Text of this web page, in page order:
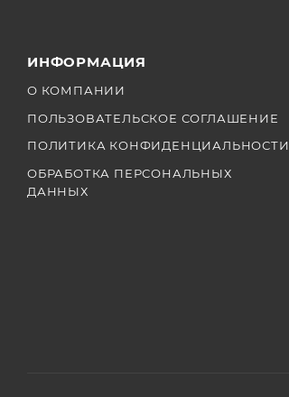
ИНФОРМАЦИЯ
О КОМПАНИИ
ПОЛЬЗОВАТЕЛЬСКОЕ СОГЛАШЕНИЕ
ПОЛИТИКА КОНФИДЕНЦИАЛЬНОСТИ
ОБРАБОТКА ПЕРСОНАЛЬНЫХ
ДАННЫХ